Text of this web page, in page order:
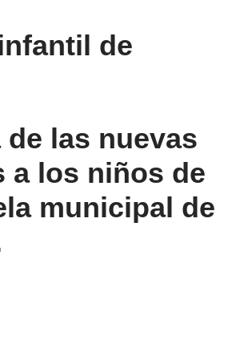
de
de las nuevas
a los niños de
municipal de